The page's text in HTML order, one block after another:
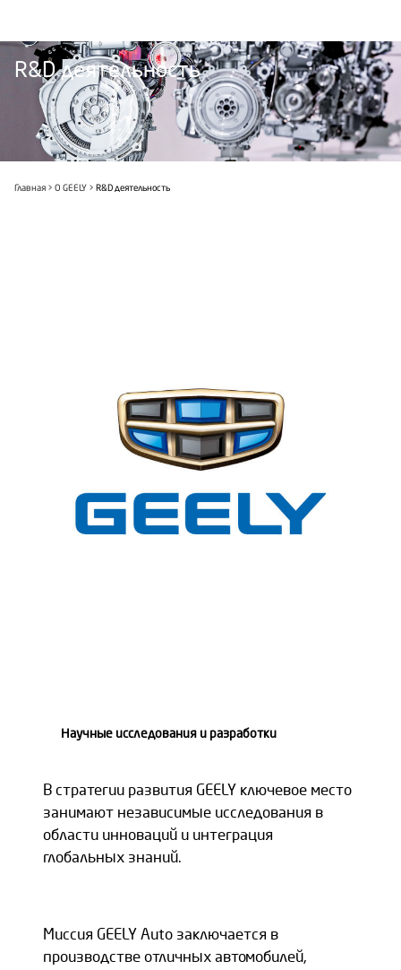
R&D деятельность
Главная О GEELY R&D деятельность
Научные исследования и разработки
В стратегии развития GEELY ключевое место
занимают независимые исследования в
области инноваций и интеграция
глобальных знаний.
Миссия GEELY Auto заключается в
производстве отличных автомобилей,